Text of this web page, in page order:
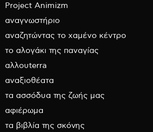
Project Animizm
αναγνωστήριο
αναζητώντας το χαμένο κέντρο
το αλογάκι της παναγίας
αλλουterra
αναξιοθέατα
τα ασσόδυα της ζωής μας
αφιέρωμα
τα βιβλία της σκόνης